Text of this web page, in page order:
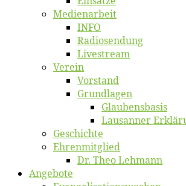
Me­di­en­ar­beit
INFO
Ra­dio­sen­dung
Live­stream
Ver­ein
Vor­stand
Grund­la­gen
Glaubens­ba­sis
Lausan­ner
Ge­schich­te
Eh­ren­mit­glied
Dr. Theo Lehmann
An­ge­bo­te